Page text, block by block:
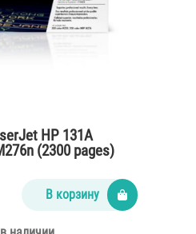
HP 131A
(2300 pages)
В корзину